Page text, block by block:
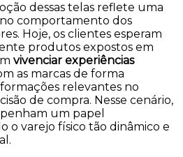
dessas telas reflete uma
comportamento dos
Hoje, os clientes esperam
produtos expostos em
vivenciar experiências
as marcas de forma
relevantes no
de compra. Nesse cenário,
um papel
o varejo físico tão dinâmico e